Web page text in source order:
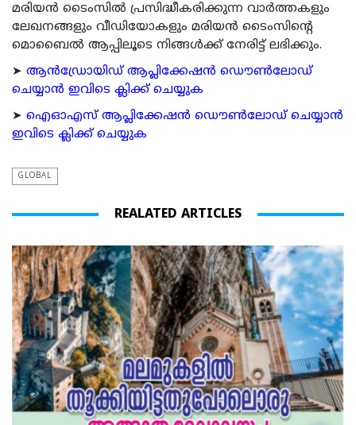
മരിയന്‍ ടൈംസില്‍ പ്രസിദ്ധീകരിക്കുന്ന വാര്‍ത്തകളും
ലേഖനങ്ങളും വീഡിയോകളും മരിയന്‍ ടൈംസിന്റെ
മൊബൈല്‍ ആപ്പിലൂടെ നിങ്ങള്‍ക്ക് നേരിട്ട് ലഭിക്കും.
➤ ആന്‍ഡ്രോയിഡ് ആപ്ലിക്കേഷന്‍ ഡൌണ്‍ലോഡ്
ചെയ്യാന്‍ ഇവിടെ ക്ലിക്ക് ചെയ്യുക
➤ ഐഓഎസ് ആപ്ലിക്കേഷന്‍ ഡൌണ്‍ലോഡ് ചെയ്യാന്‍
ഇവിടെ ക്ലിക്ക് ചെയ്യുക
GLOBAL
REALATED ARTICLES